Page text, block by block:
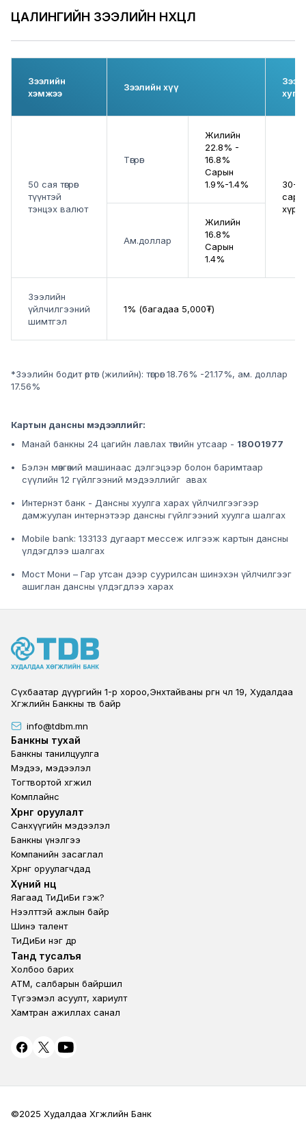
ЦАЛИНГИЙН ЗЭЭЛИЙН НӨХЦӨЛ
Зээлийн
хэмжээ
Зээлийн хүү
50 сая төгрөг
түүнтэй
тэнцэх валют
Төгрөг
Жилийн
22.8% -
16.8%
Сарын
1.9%-1.4%
30-н
сар
Ам.доллар
Жилийн
16.8%
Сарын
1.4%
Зээлийн
үйлчилгээний
шимтгэл
1% (багадаа 5,000₮)
*Зээлийн бодит өртөг (жилийн): төгрөг 18.76% -21.17%, ам. доллар
17.56%
Картын дансны мэдээллийг:
Манай банкны 24 цагийн лавлах төвийн утсаар - 18001977
Бэлэн мөнгөний машинаас дэлгэцээр болон баримтаар
сүүлийн 12 гүйлгээний мэдээллийг авах
Интернэт банк - Дансны хуулга харах үйлчилгээгээр
дамжуулан интернэтээр дансны гүйлгээний хуулга шалгах
Mobile bank: 133133 дугаарт мессеж илгээж картын дансны
үлдэгдлээ шалгах
Мост Мони – Гар утсан дээр суурилсан шинэхэн үйлчилгээг
ашиглан дансны үлдэгдлээ харах
Сүхбаатар дүүргийн 1-р хороо,Энхтайваны өргөн чөлөө 19, Худалдаа
Хөгжлийн Банкны төв байр
info@tdbm.mn
Footer
Банкны тухай
Банкны танилцуулга
Мэдээ, мэдээлэл
Тогтвортой хөгжил
Комплайнс
Footer third
Хөрөнгө оруулалт
Санхүүгийн мэдээлэл
Банкны үнэлгээ
Компанийн засаглал
Хөрөнгө оруулагчдад
Footer second
Хүний нөөц
Яагаад ТиДиБи гэж?
Нээлттэй ажлын байр
Шинэ талент
ТиДиБи нэг өдөр
Footer fourth
Танд тусалъя
Холбоо барих
ATM, салбарын байршил
Түгээмэл асуулт, хариулт
Хамтран ажиллах санал
©2025 Худалдаа Хөгжлийн Банк